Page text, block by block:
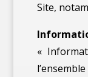
Site,
«